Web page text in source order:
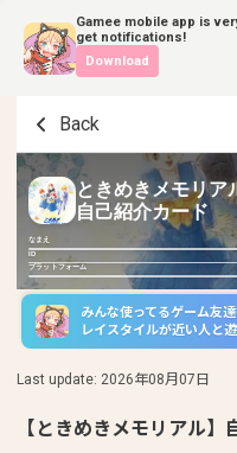
Gamee mobile app is
get notifications!
Download
Back
ときめきメモリア
自己紹介カード
なまえ
ID
プラットフォーム
みんな使ってるゲーム友
レイスタイルが近い人と
Last update: 2026年08月07日
【ときめきメモリアル